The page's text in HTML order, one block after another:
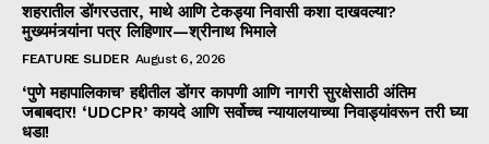
शहरातील डोंगरउतार, माथे आणि टेकड्या निवासी कशा दाखवल्या?
मुख्यमंत्र्यांना पत्र लिहिणार—श्रीनाथ भिमाले
FEATURE SLIDER August 6, 2026
‘पुणे महापालिकाच’ हद्दीतील डोंगर कापणी आणि नागरी सुरक्षेसाठी अंतिम
जबाबदार! ‘UDCPR’ कायदे आणि सर्वोच्च न्यायालयाच्या निवाड्यांवरून तरी घ्या
धडा!